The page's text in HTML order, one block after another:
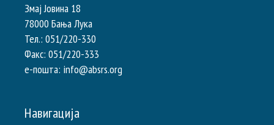
Змај Јовина 18
78000 Бања Лука
Тел.: 051/220-330
Факс: 051/220-333
e-пошта: info@absrs.org
Навигација